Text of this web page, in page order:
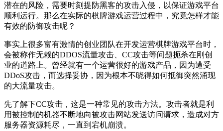
潜在的风险，需要时刻提防黑客的攻击入侵，以保证游戏平台
顺利运行。那么在实际的棋牌游戏运营过程中，究竟怎样才能
有效的防御攻击呢？
事实上很多富有激情的创业团队在开发运营棋牌游戏平台时，
会被称作无赖的DDOS流量攻击、CC攻击等问题扼杀在刚创
业的道路上。曾经就有一个运营很好的游戏产品，因为遭受
DDoS攻击，而选择妥协，因为根本不晓得如何抵御突然涌现
的大流量攻击。
先了解下CC攻击，这是一种常见的攻击方法。攻击者就是利
用被控制的机器不断地向被攻击网站发送访问请求，造成对方
服务器资源耗尽，一直到宕机崩溃。